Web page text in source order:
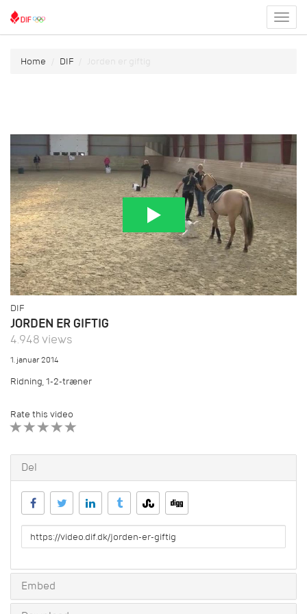
menu
Home DIF Jorden er giftig
DIF
JORDEN ER GIFTIG
4.948 views
1. januar 2014
Ridning, 1-2-træner
Rate this video
Del
URL
to
Embed